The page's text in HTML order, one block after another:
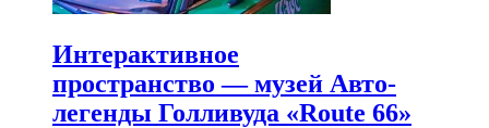
Интерактивное
пространство — музей Авто-
легенды Голливуда «Route 66»